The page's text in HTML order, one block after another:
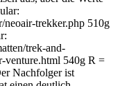
trekker.php 510g
trek-and-
venture.html 540g R =
Nachfolger ist